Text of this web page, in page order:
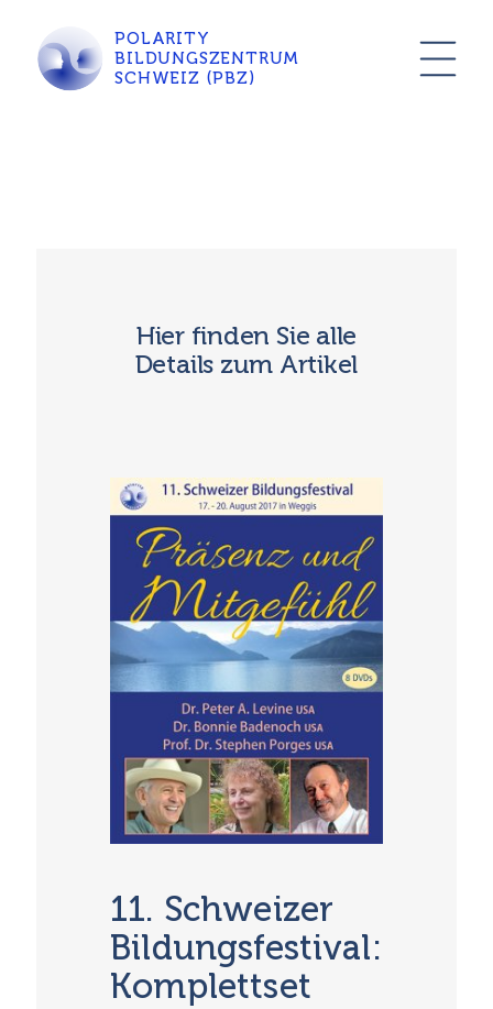
POLARITY
BILDUNGSZENTRUM
SCHWEIZ (PBZ)
Hier finden Sie alle
Details zum Artikel
11. Schweizer
Bildungsfestival:
Komplettset